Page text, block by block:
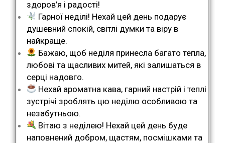
здоров’я і радості!
Гарної неділі! Нехай цей день подарує
душевний спокій, світлі думки та віру в
найкраще.
Бажаю, щоб неділя принесла багато тепла,
любові та щасливих митей, які залишаться в
серці надовго.
Нехай ароматна кава, гарний настрій і теплі
зустрічі зроблять цю неділю особливою та
незабутньою.
Вітаю з неділею! Нехай цей день буде
наповнений добром, щастям, посмішками та